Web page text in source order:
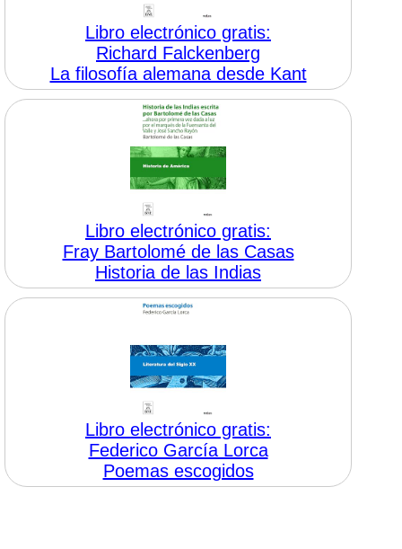
Libro electrónico gratis:
Richard Falckenberg
La filosofía alemana desde Kant
Libro electrónico gratis:
Fray Bartolomé de las Casas
Historia de las Indias
Libro electrónico gratis:
Federico García Lorca
Poemas escogidos